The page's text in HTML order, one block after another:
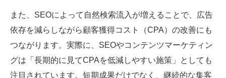
また、SEOによって自然検索流入が増えることで、広告
依存を減らしながら顧客獲得コスト（CPA）の改善にも
つながります。実際に、SEOやコンテンツマーケティン
グは「長期的に見てCPAを低減しやすい施策」としても
注目されています。短期成果だけでなく、継続的な集客